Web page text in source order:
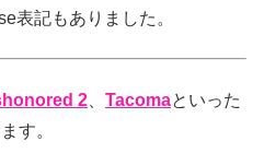
表記もありました。
2 Tacomaといった
す。